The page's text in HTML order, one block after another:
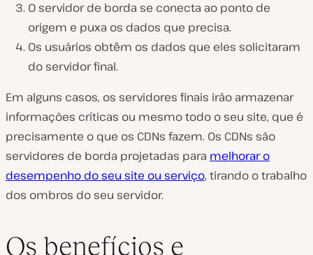
O servidor de borda se conecta ao ponto de
origem e puxa os dados que precisa.
Os usuários obtêm os dados que eles solicitaram
do servidor final.
Em alguns casos, os servidores finais irão armazenar
informações críticas ou mesmo todo o seu site, que é
precisamente o que os CDNs fazem. Os CDNs são
servidores de borda projetadas para melhorar o
desempenho do seu site ou serviço, tirando o trabalho
dos ombros do seu servidor.
Os benefícios e